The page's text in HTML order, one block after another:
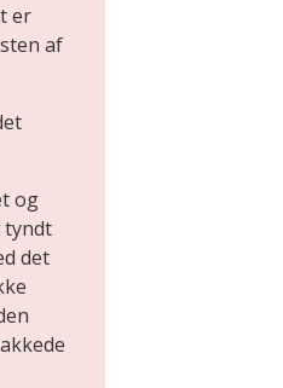
er
af
og
tyndt
det